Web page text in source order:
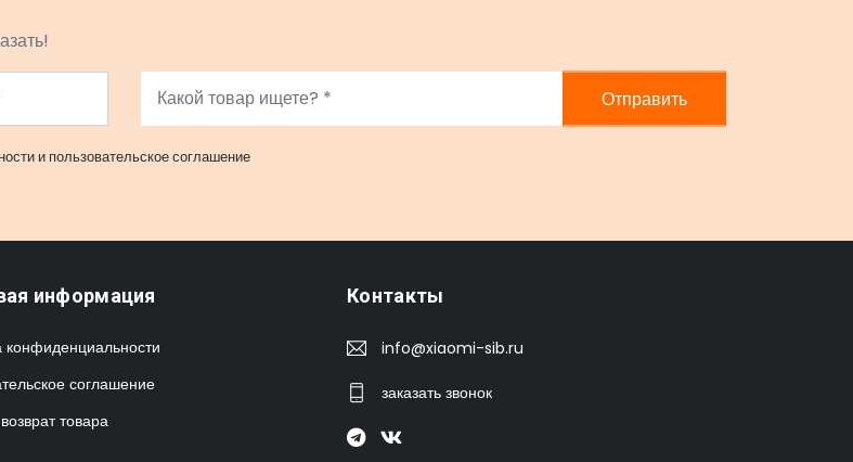
Отправить
и пользовательское соглашение
информация
конфиденциальности
соглашение
товара
Контакты
info@xiaomi-sib.ru
заказать звонок